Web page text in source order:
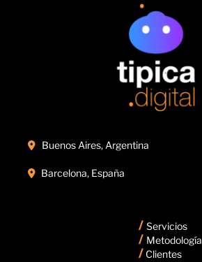
 Buenos Aires, Argentina
 Barcelona, España
/ Servicios
/ Metodología
/Clientes